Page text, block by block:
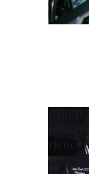
Gigi
zapeo